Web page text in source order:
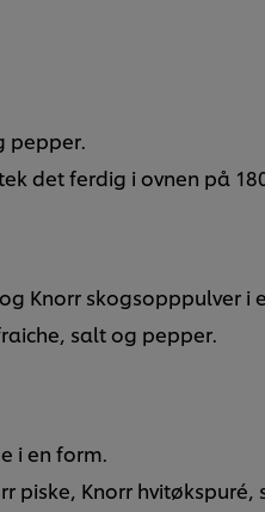
pepper.
det ferdig i ovnen på
Knorr skogsopppulver i
salt og pepper.
i en form.
piske, Knorr hvitøkspuré,